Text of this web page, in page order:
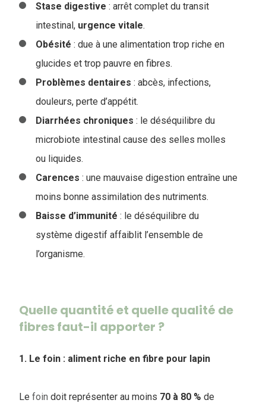
Stase digestive : arrêt complet du transit
intestinal, urgence vitale.
Obésité : due à une alimentation trop riche en
glucides et trop pauvre en fibres.
Problèmes dentaires : abcès, infections,
douleurs, perte d’appétit.
Diarrhées chroniques : le déséquilibre du
microbiote intestinal cause des selles molles
ou liquides.
Carences : une mauvaise digestion entraîne une
moins bonne assimilation des nutriments.
Baisse d’immunité : le déséquilibre du
système digestif affaiblit l’ensemble de
l’organisme.
Quelle quantité et quelle qualité de
fibres faut-il apporter ?
1. Le foin : aliment riche en fibre pour lapin
Le foin doit représenter au moins 70 à 80 % de